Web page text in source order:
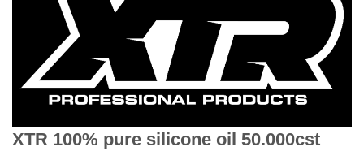
XTR 100% pure silicone oil 50.000cst